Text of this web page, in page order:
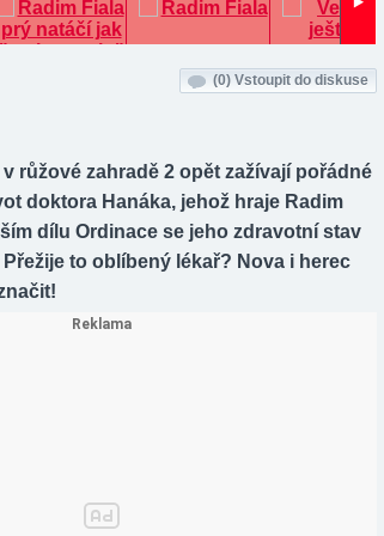
(0) Vstoupit do diskuse
růžové zahradě 2 opět zažívají pořádné
doktora Hanáka, jehož hraje Radim
dílu Ordinace se jeho zdravotní stav
to oblíbený lékař? Nova i herec